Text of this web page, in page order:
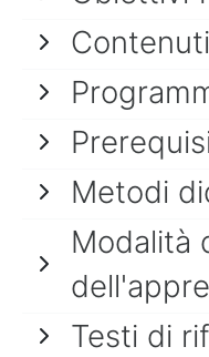
Metodi
Modalità
Testi di